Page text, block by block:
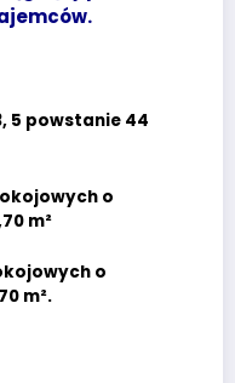
5 powstanie 44
o
m²
o
m².